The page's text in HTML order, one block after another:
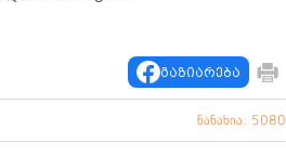
გაზიარება
ნანახია: 5080